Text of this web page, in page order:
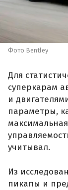
Фото Bentley
Для
суперкарам
и
параметры,
учитывал.
Из
пикапы и